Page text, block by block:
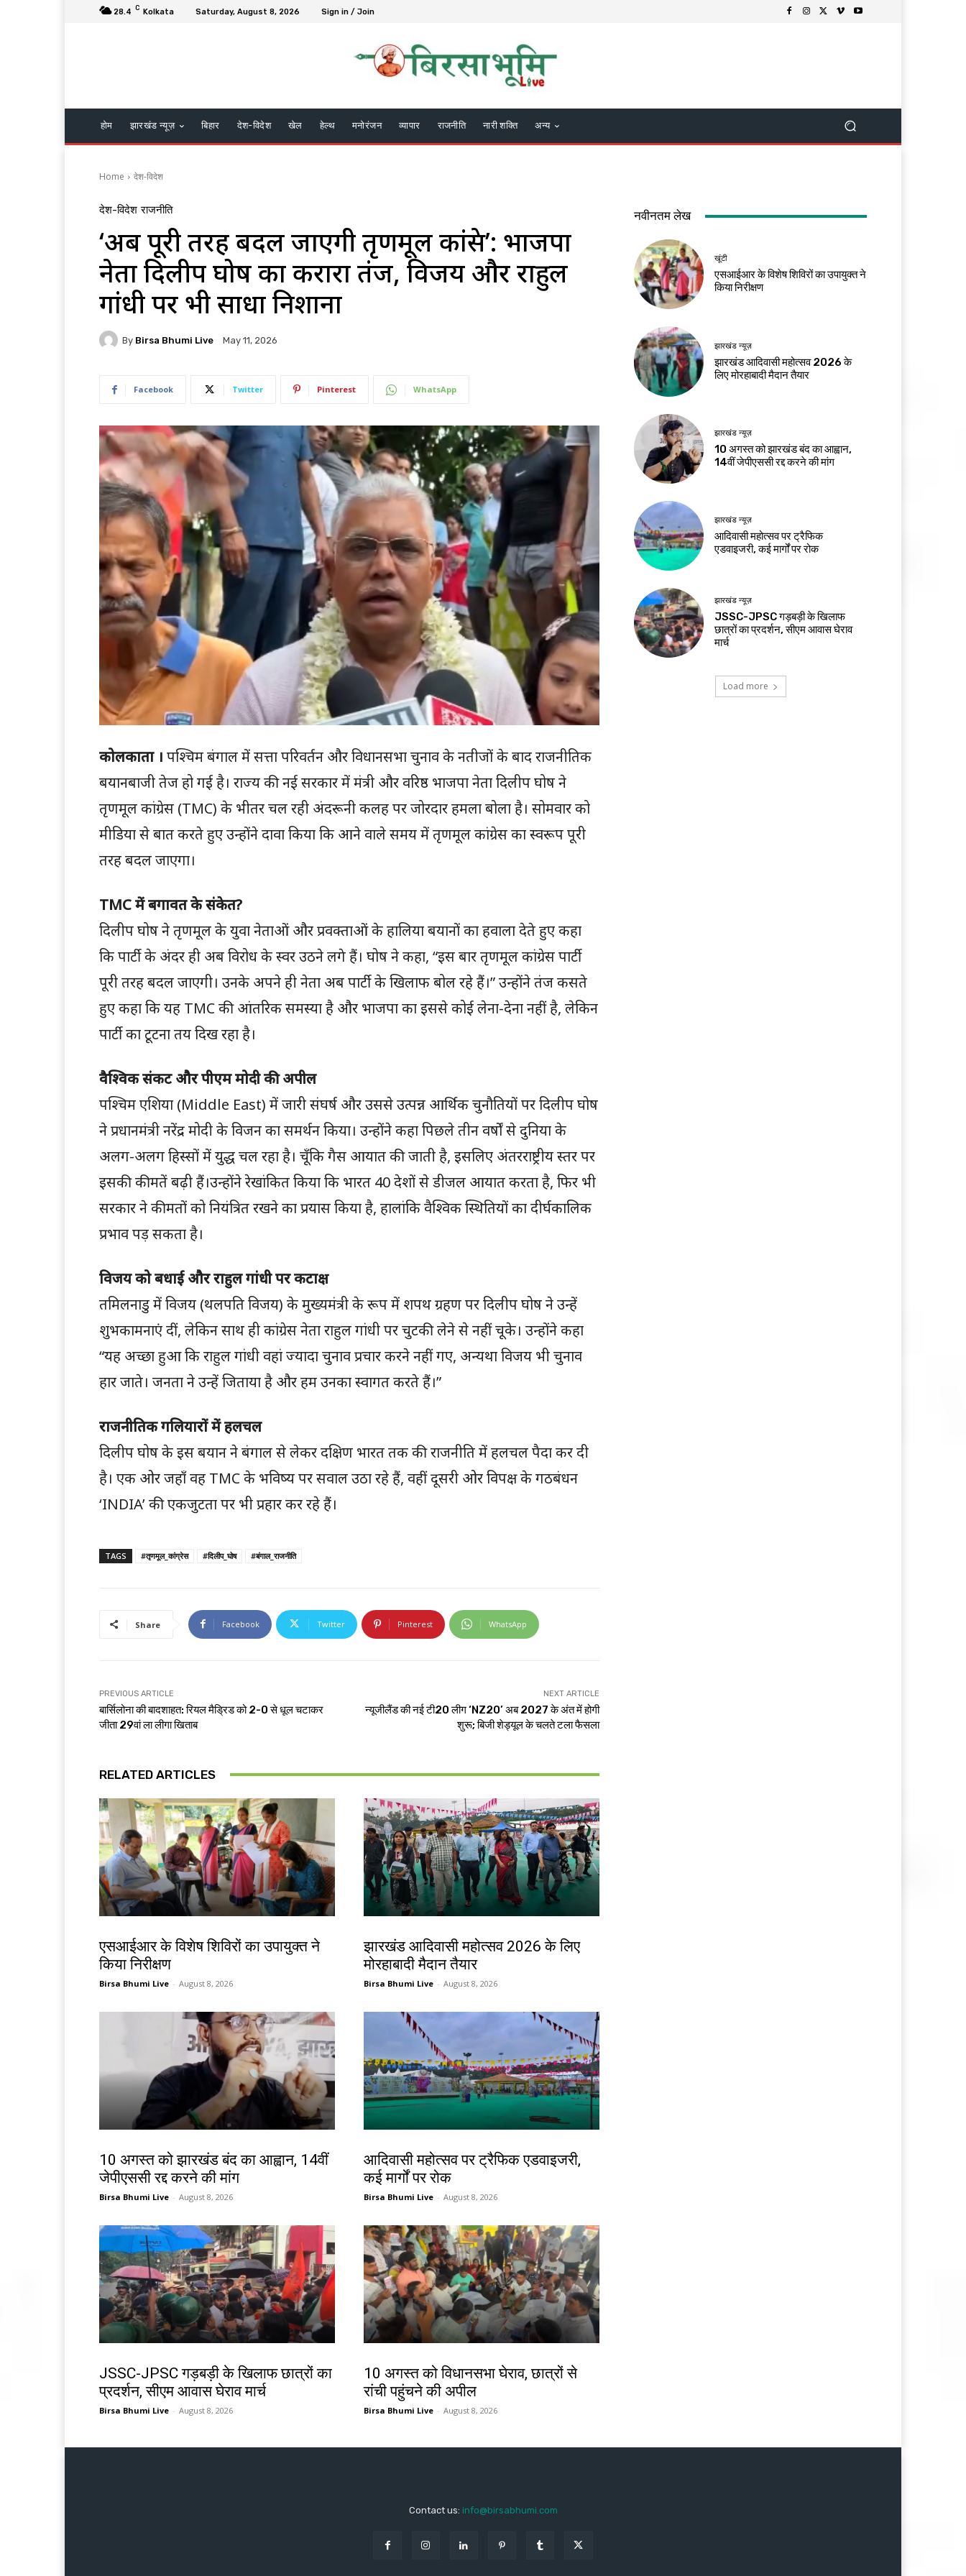
28.4 C Kolkata Saturday, August 8, 2026 Sign in / Join
होम झारखंड न्यूज़ बिहार देश-विदेश खेल हेल्थ मनोरंजन व्यापार राजनीति नारी शक्ति अन्य
Home देश-विदेश
देश-विदेश राजनीति
‘अब पूरी तरह बदल जाएगी तृणमूल कांग्रेस’: भाजपा
नेता दिलीप घोष का करारा तंज, विजय और राहुल
गांधी पर भी साधा निशाना
By Birsa Bhumi Live May 11, 2026
Facebook Twitter Pinterest WhatsApp
कोलकाता । पश्चिम बंगाल में सत्ता परिवर्तन और विधानसभा चुनाव के नतीजों के बाद राजनीतिक
बयानबाजी तेज हो गई है। राज्य की नई सरकार में मंत्री और वरिष्ठ भाजपा नेता दिलीप घोष ने
तृणमूल कांग्रेस (TMC) के भीतर चल रही अंदरूनी कलह पर जोरदार हमला बोला है। सोमवार को
मीडिया से बात करते हुए उन्होंने दावा किया कि आने वाले समय में तृणमूल कांग्रेस का स्वरूप पूरी
तरह बदल जाएगा।
TMC में बगावत के संकेत?
दिलीप घोष ने तृणमूल के युवा नेताओं और प्रवक्ताओं के हालिया बयानों का हवाला देते हुए कहा
कि पार्टी के अंदर ही अब विरोध के स्वर उठने लगे हैं। घोष ने कहा, “इस बार तृणमूल कांग्रेस पार्टी
पूरी तरह बदल जाएगी। उनके अपने ही नेता अब पार्टी के खिलाफ बोल रहे हैं।” उन्होंने तंज कसते
हुए कहा कि यह TMC की आंतरिक समस्या है और भाजपा का इससे कोई लेना-देना नहीं है, लेकिन
पार्टी का टूटना तय दिख रहा है।
वैश्विक संकट और पीएम मोदी की अपील
पश्चिम एशिया (Middle East) में जारी संघर्ष और उससे उत्पन्न आर्थिक चुनौतियों पर दिलीप घोष
ने प्रधानमंत्री नरेंद्र मोदी के विजन का समर्थन किया। उन्होंने कहा पिछले तीन वर्षों से दुनिया के
अलग-अलग हिस्सों में युद्ध चल रहा है। चूँकि गैस आयात की जाती है, इसलिए अंतरराष्ट्रीय स्तर पर
इसकी कीमतें बढ़ी हैं।उन्होंने रेखांकित किया कि भारत 40 देशों से डीजल आयात करता है, फिर भी
सरकार ने कीमतों को नियंत्रित रखने का प्रयास किया है, हालांकि वैश्विक स्थितियों का दीर्घकालिक
प्रभाव पड़ सकता है।
विजय को बधाई और राहुल गांधी पर कटाक्ष
तमिलनाडु में विजय (थलपति विजय) के मुख्यमंत्री के रूप में शपथ ग्रहण पर दिलीप घोष ने उन्हें
शुभकामनाएं दीं, लेकिन साथ ही कांग्रेस नेता राहुल गांधी पर चुटकी लेने से नहीं चूके। उन्होंने कहा
“यह अच्छा हुआ कि राहुल गांधी वहां ज्यादा चुनाव प्रचार करने नहीं गए, अन्यथा विजय भी चुनाव
हार जाते। जनता ने उन्हें जिताया है और हम उनका स्वागत करते हैं।”
राजनीतिक गलियारों में हलचल
दिलीप घोष के इस बयान ने बंगाल से लेकर दक्षिण भारत तक की राजनीति में हलचल पैदा कर दी
है। एक ओर जहाँ वह TMC के भविष्य पर सवाल उठा रहे हैं, वहीं दूसरी ओर विपक्ष के गठबंधन
‘INDIA’ की एकजुटता पर भी प्रहार कर रहे हैं।
TAGS #तृणमूल_कांग्रेस #दिलीप_घोष #बंगाल_राजनीति
Share Facebook Twitter Pinterest WhatsApp
PREVIOUS ARTICLE
बार्सिलोना की बादशाहत: रियल मैड्रिड को 2-0 से धूल चटाकर
जीता 29वां ला लीगा खिताब
NEXT ARTICLE
न्यूजीलैंड की नई टी20 लीग ‘NZ20’ अब 2027 के अंत में होगी
शुरू; बिजी शेड्यूल के चलते टला फैसला
RELATED ARTICLES
एसआईआर के विशेष शिविरों का उपायुक्त ने
किया निरीक्षण
Birsa Bhumi Live - August 8, 2026
झारखंड आदिवासी महोत्सव 2026 के लिए
मोरहाबादी मैदान तैयार
Birsa Bhumi Live - August 8, 2026
10 अगस्त को झारखंड बंद का आह्वान, 14वीं
जेपीएससी रद्द करने की मांग
Birsa Bhumi Live - August 8, 2026
आदिवासी महोत्सव पर ट्रैफिक एडवाइजरी,
कई मार्गों पर रोक
Birsa Bhumi Live - August 8, 2026
JSSC-JPSC गड़बड़ी के खिलाफ छात्रों का
प्रदर्शन, सीएम आवास घेराव मार्च
Birsa Bhumi Live - August 8, 2026
10 अगस्त को विधानसभा घेराव, छात्रों से
रांची पहुंचने की अपील
Birsa Bhumi Live - August 8, 2026
नवीनतम लेख
खूंटी
एसआईआर के विशेष शिविरों का उपायुक्त ने
किया निरीक्षण
झारखंड न्यूज़
झारखंड आदिवासी महोत्सव 2026 के
लिए मोरहाबादी मैदान तैयार
झारखंड न्यूज़
10 अगस्त को झारखंड बंद का आह्वान,
14वीं जेपीएससी रद्द करने की मांग
झारखंड न्यूज़
आदिवासी महोत्सव पर ट्रैफिक
एडवाइजरी, कई मार्गों पर रोक
झारखंड न्यूज़
JSSC-JPSC गड़बड़ी के खिलाफ
छात्रों का प्रदर्शन, सीएम आवास घेराव
मार्च
Load more
Contact us: info@birsabhumi.com